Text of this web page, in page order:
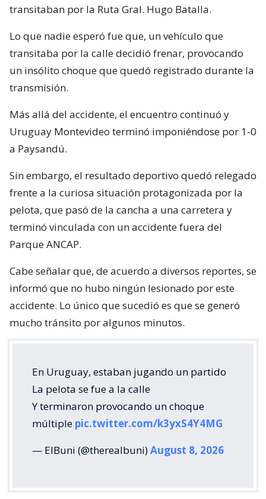
transitaban por la Ruta Gral. Hugo Batalla.
Lo que nadie esperó fue que, un vehículo que
transitaba por la calle decidió frenar, provocando
un insólito choque que quedó registrado durante la
transmisión.
Más allá del accidente, el encuentro continuó y
Uruguay Montevideo terminó imponiéndose por 1-0
a Paysandú.
Sin embargo, el resultado deportivo quedó relegado
frente a la curiosa situación protagonizada por la
pelota, que pasó de la cancha a una carretera y
terminó vinculada con un accidente fuera del
Parque ANCAP.
Cabe señalar que, de acuerdo a diversos reportes, se
informó que no hubo ningún lesionado por este
accidente. Lo único que sucedió es que se generó
mucho tránsito por algunos minutos.
En Uruguay, estaban jugando un partido
La pelota se fue a la calle
Y terminaron provocando un choque
múltiple pic.twitter.com/k3yxS4Y4MG
— ElBuni (@therealbuni)August 8, 2026